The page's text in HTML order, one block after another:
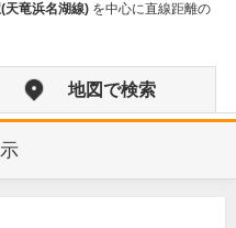
天竜浜名湖線) を中心に直線距離の
地図で検索